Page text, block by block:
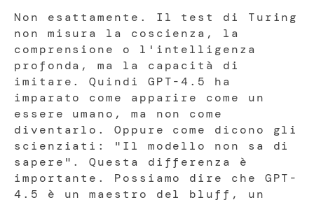
Non esattamente. Il test di Turing
non misura la coscienza, la
comprensione o l'intelligenza
profonda, ma la capacità di
imitare. Quindi GPT-4.5 ha
imparato come apparire come un
essere umano, ma non come
diventarlo. Oppure come dicono gli
scienziati: "Il modello non sa di
sapere". Questa differenza è
importante. Possiamo dire che GPT-
4.5 è un maestro del bluff, un